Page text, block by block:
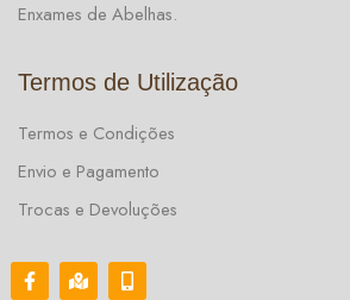
Enxames de Abelhas.
Termos de Utilização
Termos e Condições
Envio e Pagamento
Trocas e Devoluções